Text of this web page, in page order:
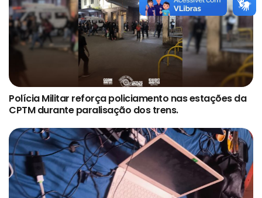
Polícia Militar reforça policiamento nas estações da
CPTM durante paralisação dos trens.